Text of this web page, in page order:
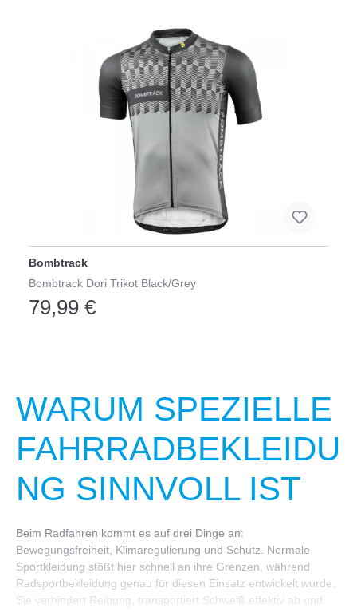
Bombtrack
Bombtrack Dori Trikot Black/Grey
79,99 €
WARUM SPEZIELLE
FAHRRADBEKLEIDU
NG SINNVOLL IST
Beim Radfahren kommt es auf drei Dinge an:
Bewegungsfreiheit, Klimaregulierung und Schutz. Normale
Sportkleidung stößt hier schnell an ihre Grenzen, während
Radsportbekleidung genau für diesen Einsatz entwickelt wurde.
Sie verhindert Reibung, transportiert Schweiß effektiv ab und